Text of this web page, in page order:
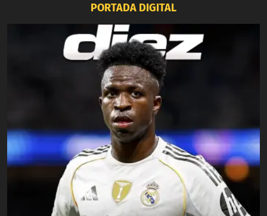
PORTADA DIGITAL